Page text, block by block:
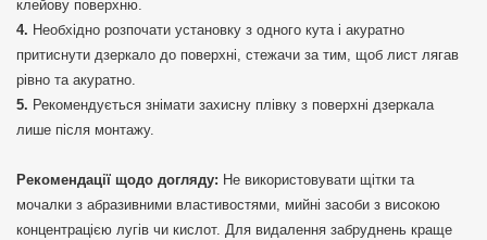
клейову поверхню.
Необхідно розпочати установку з одного кута і акуратно
притиснути дзеркало до поверхні, стежачи за тим, щоб лист лягав
рівно та акуратно.
Рекомендується знімати захисну плівку з поверхні дзеркала
лише після монтажу.
Рекомендації щодо догляду: Не використовувати щітки та
мочалки з абразивними властивостями, мийні засоби з високою
концентрацією лугів чи кислот. Для видалення забруднень краще